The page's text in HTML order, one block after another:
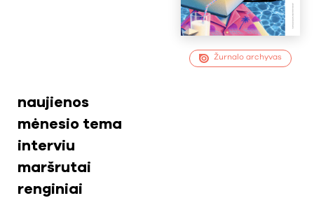
Žurnalo archyvas
naujienos
mėnesio tema
interviu
maršrutai
renginiai